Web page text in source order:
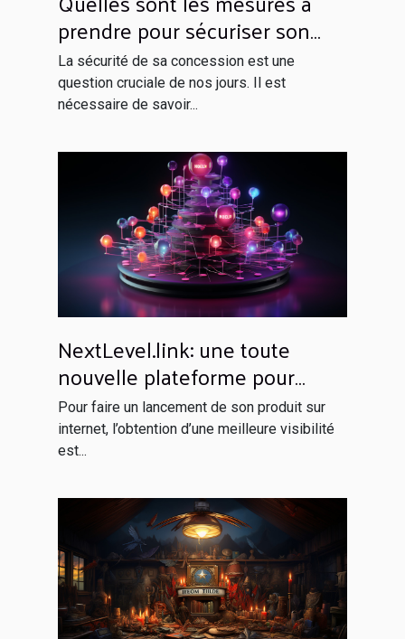
prendre pour sécuriser son
domicile ?
La sécurité de sa concession est une
question cruciale de nos jours. Il est
nécessaire de savoir...
NextLevel.link: une toute
nouvelle plateforme pour
votre netlinking
Pour faire un lancement de son produit sur
internet, l’obtention d’une meilleure visibilité
est...